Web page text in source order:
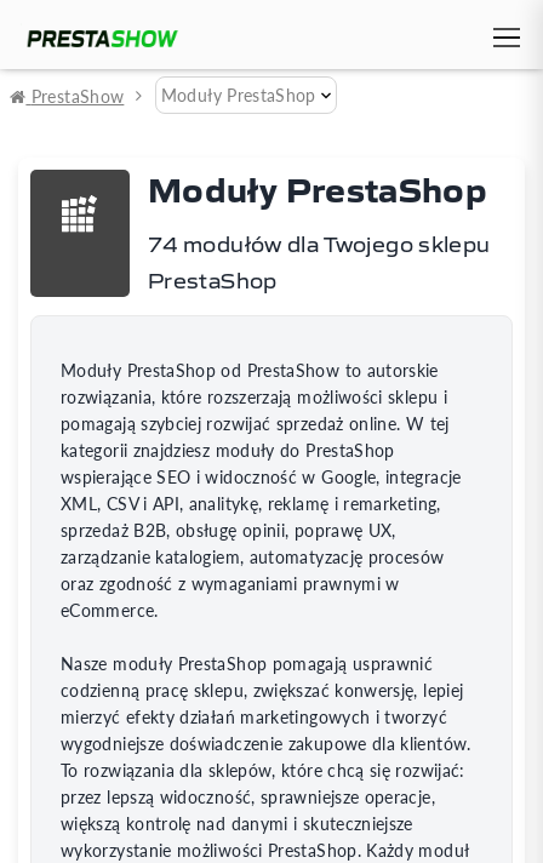
PrestaShow Moduły PrestaShop
Moduły PrestaShop
74 modułów dla Twojego sklepu
PrestaShop
Moduły PrestaShop od PrestaShow to autorskie
rozwiązania, które rozszerzają możliwości sklepu i
pomagają szybciej rozwijać sprzedaż online. W tej
kategorii znajdziesz moduły do PrestaShop
wspierające SEO i widoczność w Google, integracje
XML, CSV i API, analitykę, reklamę i remarketing,
sprzedaż B2B, obsługę opinii, poprawę UX,
zarządzanie katalogiem, automatyzację procesów
oraz zgodność z wymaganiami prawnymi w
eCommerce.
Nasze moduły PrestaShop pomagają usprawnić
codzienną pracę sklepu, zwiększać konwersję, lepiej
mierzyć efekty działań marketingowych i tworzyć
wygodniejsze doświadczenie zakupowe dla klientów.
To rozwiązania dla sklepów, które chcą się rozwijać:
przez lepszą widoczność, sprawniejsze operacje,
większą kontrolę nad danymi i skuteczniejsze
wykorzystanie możliwości PrestaShop. Każdy moduł